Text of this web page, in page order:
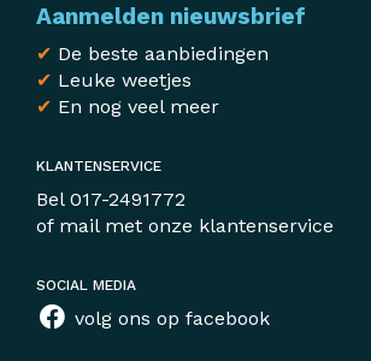
Aanmelden nieuwsbrief
✔ De beste aanbiedingen
✔ Leuke weetjes
✔ En nog veel meer
KLANTENSERVICE
Bel 017-2491772
of mail met onze klantenservice
SOCIAL MEDIA
volg ons op facebook